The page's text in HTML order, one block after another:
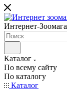
Интернет-
Каталог
По всему сайту
По каталогу
Каталог